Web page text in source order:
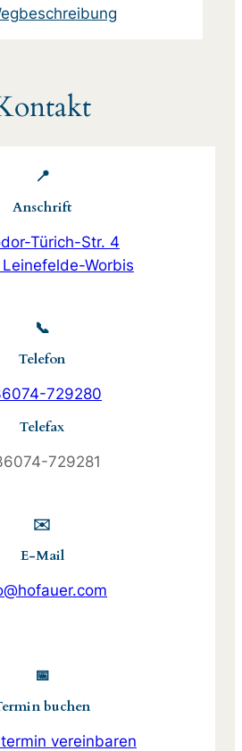
📍
Anschrift
Türich-Str. 4
Worbis
📞
Telefon
729280
Telefax
729281
✉️
E-Mail
📅
buchen
vereinbaren